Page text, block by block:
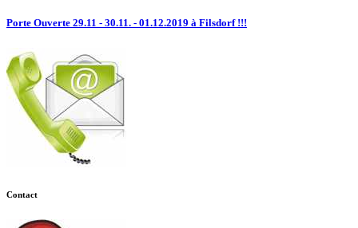
Porte Ouverte 29.11 - 30.11. - 01.12.2019 à Filsdorf !!!
Contact